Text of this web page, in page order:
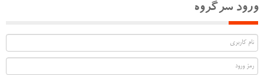
ورود سرگروه